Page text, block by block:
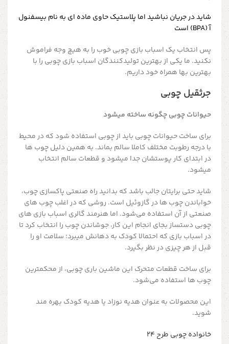
شاید در جریان نباشید اما پلاستیک حاوی ماده ای به نام بیسفنول
آ (BPA) است
پس انتخاب یک اسباب بازی چوبی خوب را به هیچ وجه فراموش
نکنید. ما یکی از بهترین تولیدکنندگان اسباب بازی چوبی را با
بهترین بها همراه خود داریم.
جرثقیل چوبی
حیوانات چوبی چگونه ساخته میشود
برای ساخت حیوانات چوبی باید از چوبی استفاده شود که در محیط
با درجه رطوبت مختلف کاملا سالم بماند. به همین دلیل چوب ها
در ابتدای کار پوستشان جدا میشود و قطعات سالم انتخاب
میشود.
شاید حتی برایتان جالب باشد که بدانید راه صنعتی پاکسازی چوب،
خواباندن چوب ها در گازوئیل است. روشی که در اغلب چوب های
صنعتی از آن استفاده می‌شود. اما هنرمند گالری اسباب بازی های
چوبی دستساز بجای انجام این کار، جوشاندن چوب را انتخاب کرد تا
در اسباب بازی که احتمالا کودک به دهانش میبرد؛ سلامت او را
قبل از هر چیزی در نظر بگیرد.
برای ساخت قطعات متحرک این ماشین باری چوبی، از محکمترین
چوب ها استفاده می‌شود.
این محصولات به عنوان هدیه نوزاد یا هدیه کودک بهره مند
شوید.
خانواده چوبی طرح ۲۴